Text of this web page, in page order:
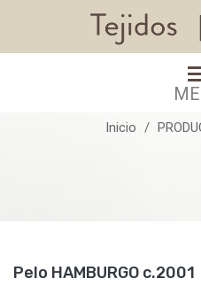
Pelo
Inicio
Pelo HAMBURGO c.2001